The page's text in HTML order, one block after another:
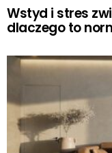
Wstyd i stres
dlaczego to